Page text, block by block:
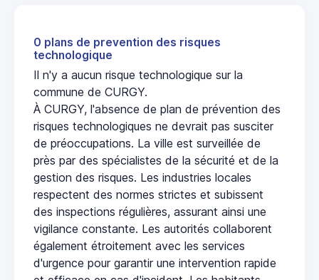
0 plans de prevention des risques
technologique
Il n'y a aucun risque technologique sur la
commune de CURGY.
À CURGY, l'absence de plan de prévention des
risques technologiques ne devrait pas susciter
de préoccupations. La ville est surveillée de
près par des spécialistes de la sécurité et de la
gestion des risques. Les industries locales
respectent des normes strictes et subissent
des inspections régulières, assurant ainsi une
vigilance constante. Les autorités collaborent
également étroitement avec les services
d'urgence pour garantir une intervention rapide